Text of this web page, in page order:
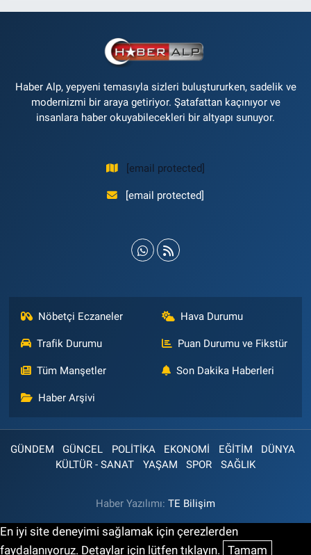
Haber Alp, yepyeni temasıyla sizleri buluştururken, sadelik ve
modernizmi bir araya getiriyor. Şatafattan kaçınıyor ve
insanlara haber okuyabilecekleri bir altyapı sunuyor.
[email protected]
[email protected]
Nöbetçi Eczaneler Hava Durumu
Trafik Durumu Puan Durumu ve Fikstür
Tüm Manşetler Son Dakika Haberleri
Haber Arşivi
GÜNDEM GÜNCEL POLİTİKA EKONOMİ EĞİTİM
DÜNYA
KÜLTÜR - SANAT
YAŞAM SPOR SAĞLIK
Haber Yazılımı: TE Bilişim
En iyi site deneyimi sağlamak için çerezlerden
faydalanıyoruz. Detaylar için lütfen tıklayın. Tamam